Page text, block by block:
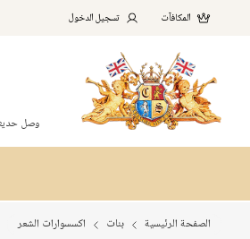
المكافآت تسجيل الدخول
وصل
الصفحة الرئيسية بنات اكسسوارات الشعر